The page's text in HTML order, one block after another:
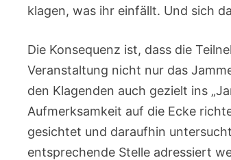
klagen, was ihr einfällt. Und sich
Die Konsequenz ist, dass die
Veranstaltung nicht nur das
den Klagenden auch gezielt ins
Aufmerksamkeit auf die Ecke
gesichtet und daraufhin
entsprechende Stelle adressiert